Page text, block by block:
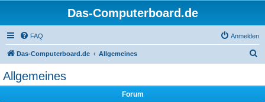
Das-Computerboard.de
FAQ Anmelden
Das-Computerboard.de Allgemeines
Allgemeines
Forum